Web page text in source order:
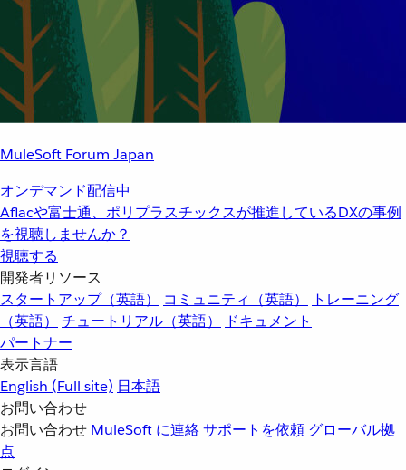
MuleSoft Forum Japan
オンデマンド配信中
Aflacや富士通、ポリプラスチックスが推進しているDXの事例
を視聴しませんか？
視聴する
開発者リソース
スタートアップ（英語）
コミュニティ（英語）
トレーニング
（英語）
チュートリアル（英語）
ドキュメント
パートナー
表示言語
English (Full site) 日本語
お問い合わせ
お問い合わせ MuleSoft に連絡サポートを依頼 グローバル拠
点